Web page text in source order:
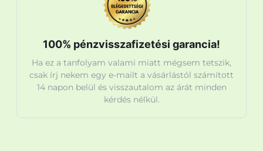
100% pénzvisszafizetési garancia!
Ha ez a tanfolyam valami miatt mégsem tetszik,
csak írj nekem egy e-mailt a vásárlástól számított
14 napon belül és visszautalom az árát minden
kérdés nélkül.